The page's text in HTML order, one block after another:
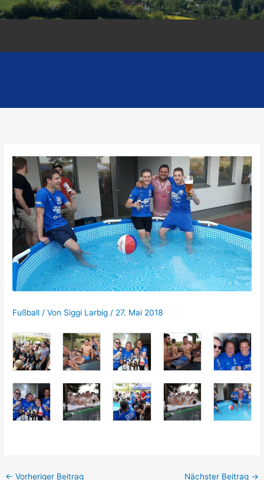
Fußball / Von Siggi Larbig / 27. Mai 2018
← Vorheriger Beitrag Nächster Beitrag →